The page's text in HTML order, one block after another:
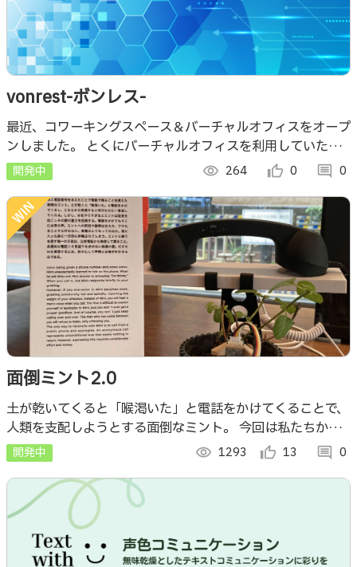
vonrest-ボンレス-
最近、コワーキングスペース＆バーチャルオフィスをオープ
ンしました。 とくにバーチャルオフィスを利用していただ
きたいですが、利用者が使える営業支援サービスをと思い開
発しました。
開発中 visibility 264 thumb_up_alt 0 comment 0
面倒ミント2.0
土が乾いてくると「喉渇いた」と電話をかけてくることで、
人類を支配しようとする面倒なミント。 今回は私たちから
電話をかけても応えてくれます。しかし、水をやりすぎる面
倒な人にはとある防衛機能が働くのです…
開発中 visibility 1293 thumb_up_alt 13 comment 0